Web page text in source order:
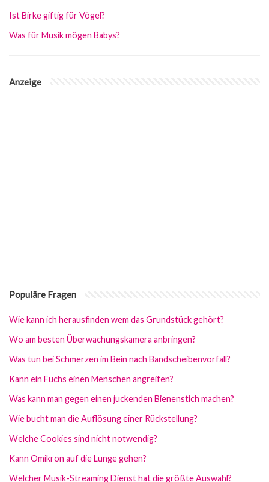
Ist Birke giftig für Vögel?
Was für Musik mögen Babys?
Anzeige
Populäre Fragen
Wie kann ich herausfinden wem das Grundstück gehört?
Wo am besten Überwachungskamera anbringen?
Was tun bei Schmerzen im Bein nach Bandscheibenvorfall?
Kann ein Fuchs einen Menschen angreifen?
Was kann man gegen einen juckenden Bienenstich machen?
Wie bucht man die Auflösung einer Rückstellung?
Welche Cookies sind nicht notwendig?
Kann Omikron auf die Lunge gehen?
Welcher Musik-Streaming Dienst hat die größte Auswahl?